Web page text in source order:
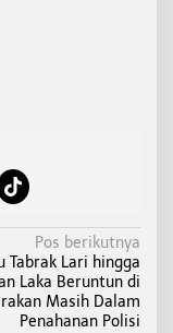
Pos berikutnya
Tabrak Lari hingga
Laka Beruntun di
Masih Dalam
Penahanan Polisi